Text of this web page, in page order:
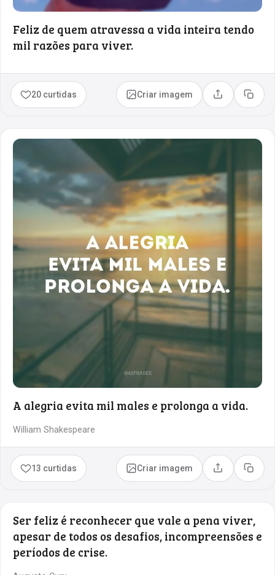
Feliz de quem atravessa a vida inteira tendo
mil razões para viver.
20 curtidas Criar imagem Compartilhar
Copiar
A alegria evita mil males e prolonga a vida.
William Shakespeare
13 curtidas Criar imagem Compartilhar
Copiar
Ser feliz é reconhecer que vale a pena viver,
apesar de todos os desafios, incompreensões e
períodos de crise.